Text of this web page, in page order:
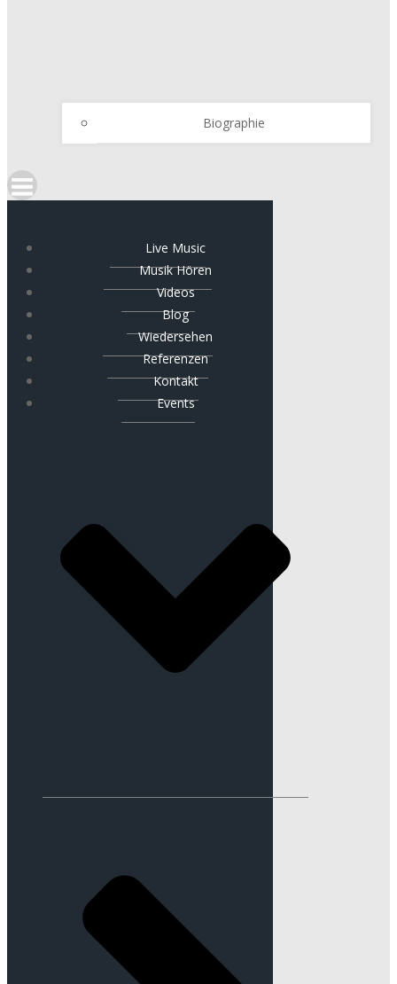
Biographie
Live Music
Musik Hören
Videos
Blog
Wiedersehen
Referenzen
Kontakt
Events